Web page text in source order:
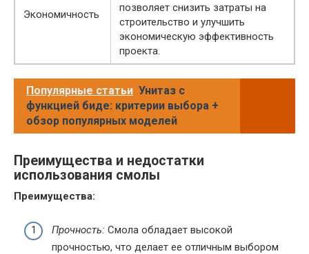
Экономичность
позволяет снизить затраты на
строительство и улучшить
экономическую эффективность
проекта.
Популярные статьи Унитаз с
функцией биде: критерии выбора +
обзор популярных моделей
Преимущества и недостатки
использования смолы
Преимущества:
Прочность: Смола обладает высокой
прочностью, что делает ее отличным выбором